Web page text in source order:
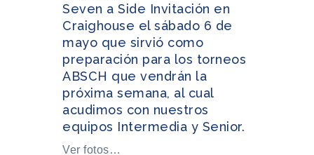
Seven a Side Invitación en
Craighouse el sábado 6 de
mayo que sirvió como
preparación para los torneos
ABSCH que vendrán la
próxima semana, al cual
acudimos con nuestros
equipos Intermedia y Senior.
Ver fotos…